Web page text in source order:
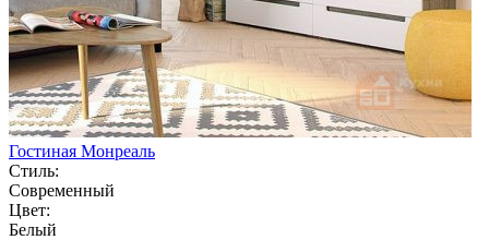
Гостиная Монреаль
Стиль:
Современный
Цвет:
Белый